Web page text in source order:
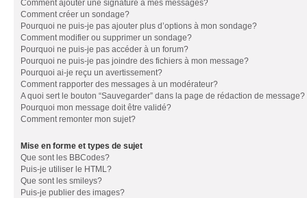
Comment ajouter une signature à mes messages?
Comment créer un sondage?
Pourquoi ne puis-je pas ajouter plus d’options à mon sondage?
Comment modifier ou supprimer un sondage?
Pourquoi ne puis-je pas accéder à un forum?
Pourquoi ne puis-je pas joindre des fichiers à mon message?
Pourquoi ai-je reçu un avertissement?
Comment rapporter des messages à un modérateur?
A quoi sert le bouton “Sauvegarder” dans la page de rédaction de message?
Pourquoi mon message doit être validé?
Comment remonter mon sujet?
Mise en forme et types de sujet
Que sont les BBCodes?
Puis-je utiliser le HTML?
Que sont les smileys?
Puis-je publier des images?